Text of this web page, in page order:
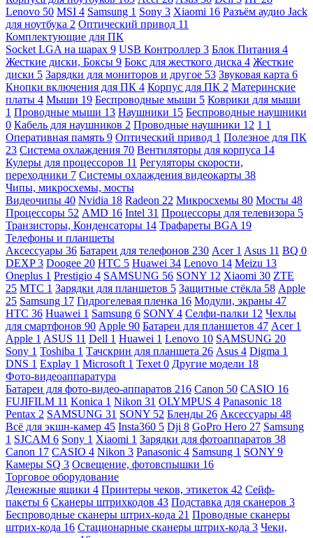
Lenovo 50 MSI 4 Samsung 1 Sony 3 Xiaomi 16 Разъём аудио Jack
для ноутбука 2 Оптический привод 11
Комплектующие для ПК
Socket LGA на шарах 9 USB Контроллер 3 Блок Питания 4
Жесткие диски, Боксы 9 Бокс для жесткого диска 4 Жесткие
диски 5 Зарядки для мониторов и другое 53 Звуковая карта 6
Кнопки включения для ПК 4 Корпус для ПК 2 Материнские
платы 4 Мыши 19 Беспроводные мыши 5 Коврики для мыши
1 Проводные мыши 13 Наушники 15 Беспроводные наушники
0 Кабель для наушников 2 Проводные наушники 12 1 1
Оперативная память 9 Оптический привод 1 Полезное для ПК
23 Система охлаждения 70 Вентиляторы для корпуса 14
Кулеры для процессоров 11 Регуляторы скорости,
переходники 7 Системы охлаждения видеокарты 38
Чипы, микросхемы, мосты
Видеочипы 40 Nvidia 18 Radeon 22 Микросхемы 80 Мосты 48
Процессоры 52 AMD 16 Intel 31 Процессоры для телевизора 5
Транзисторы, Конденсаторы 14 Трафареты BGA 19
Телефоны и планшеты
Аксессуары 36 Батареи для телефонов 230 Acer 1 Asus 11 BQ 0
DEXP3 Doogee 20 HTC 5 Huawei 34 Lenovo 14 Meizu 13
Oneplus 1 Prestigio 4 SAMSUNG 56 SONY 12 Xiaomi 30 ZTE
25 МТС 1 Зарядки для планшетов 5 Защитные стёкла 58 Apple
25 Samsung 17 Гидрогелевая пленка 16 Модули, экраны 47
HTC 36 Huawei 1 Samsung 6 SONY 4 Селфи-палки 12 Чехлы
для смартфонов 90 Apple 90 Батареи для планшетов 47 Acer 1
Apple 1 ASUS 11 Dell 1 Huawei 1 Lenovo 10 SAMSUNG 20
Sony 1 Toshiba 1 Тачскрин для планшета 26 Asus 4 Digma 1
DNS 1 Explay 1 Microsoft 1 Texet 0 Другие модели 18
Фото-видеоаппаратура
Батареи для фото-видео-аппаратов 216 Canon 50 CASIO 16
FUJIFILM 11 Konica 1 Nikon 31 OLYMPUS 4 Panasonic 18
Pentax 2 SAMSUNG 31 SONY 52 Бленды 26 Аксессуары 48
Всё для экшн-камер 45 Insta360 5 Dji 8 GoPro Hero 27 Samsung
1 SJCAM 6 Sony 1 Xiaomi 1 Зарядки для фотоаппаратов 38
Canon 17 CASIO 4 Nikon 3 Panasonic 4 Samsung 1 SONY 9
Камеры SQ 3 Освещение, фотовспышки 16
Торговое оборудование
Денежные ящики 4 Принтеры чеков, этикеток 42 Сейф-
пакеты 6 Сканеры штрихкодов 43 Подставка для сканеров 3
Беспроводные сканеры штрих-кода 21 Проводные сканеры
штрих-кода 16 Стационарные сканеры штрих-кода 3 Чеки,